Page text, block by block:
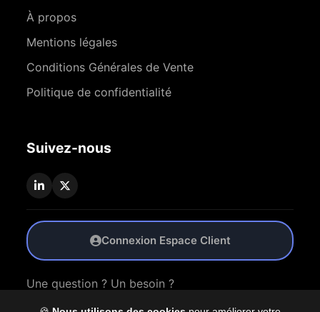
À propos
Mentions légales
Conditions Générales de Vente
Politique de confidentialité
Suivez-nous
Connexion Espace Client
Une question ? Un besoin ?